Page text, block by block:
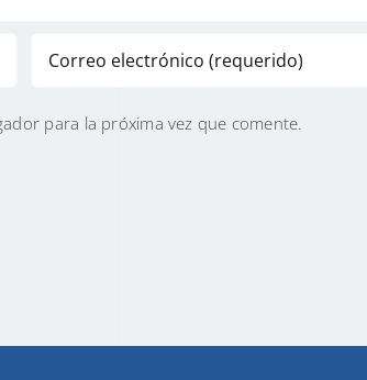
para la próxima vez que comente.